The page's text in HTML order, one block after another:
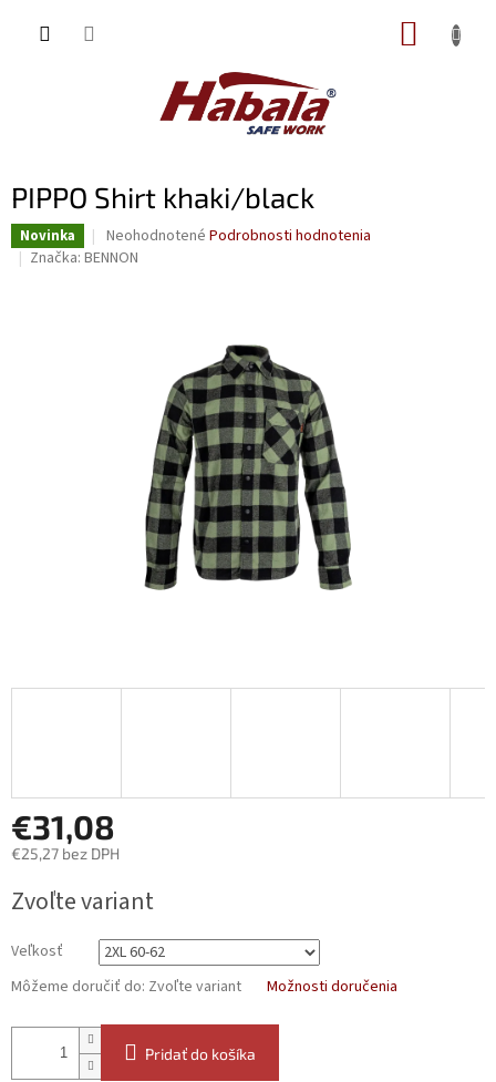
PIPPO Shirt khaki/black
Novinka
Priemerné
hodnotenie
hviezdičiek.
Neohodnotené Podrobnosti hodnotenia
Značka: BENNON
€31,08
€25,27 bez DPH
cena:
Zvoľte variant
Veľkosť
Môžeme doručiť do: Zvoľte variant Možnosti doručenia
Pridať do košíka